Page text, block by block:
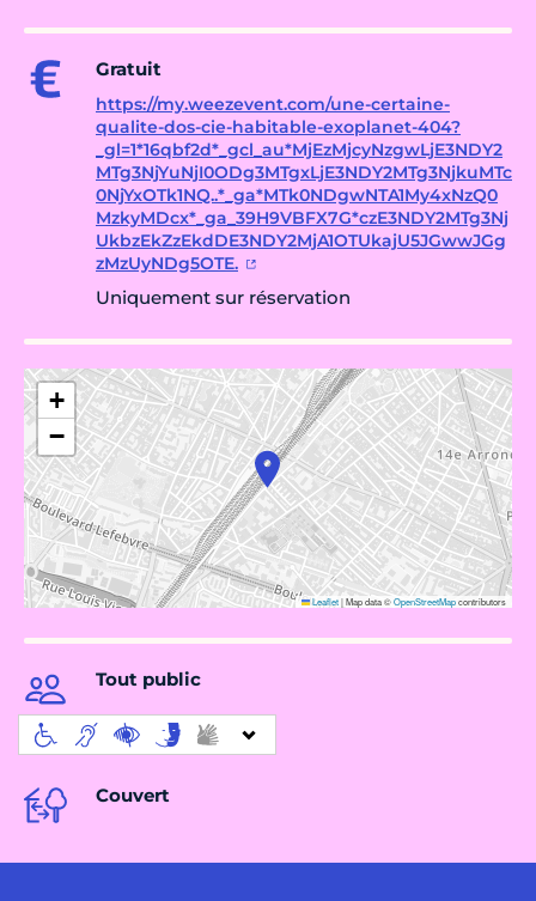
Gratuit
https://my.weezevent.com/une-certaine-
qualite-dos-cie-habitable-exoplanet-404?
_gl=1*16qbf2d*_gcl_au*MjEzMjcyNzgwLjE3NDY2
MTg3NjYuNjI0ODg3MTgxLjE3NDY2MTg3NjkuMTc
0NjYxOTk1NQ..*_ga*MTk0NDgwNTA1My4xNzQ0
MzkyMDcx*_ga_39H9VBFX7G*czE3NDY2MTg3Nj
UkbzEkZzEkdDE3NDY2MjA1OTUkajU5JGwwJGg
zMzUyNDg5OTE.
Uniquement sur réservation
+
−
Leaflet|Map data ©OpenStreetMapcontributors
Tout public
Couvert